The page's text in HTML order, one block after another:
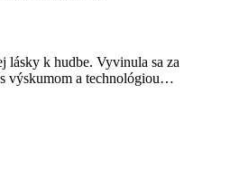
lásky k hudbe. Vyvinula sa za
výskumom a technológiou…